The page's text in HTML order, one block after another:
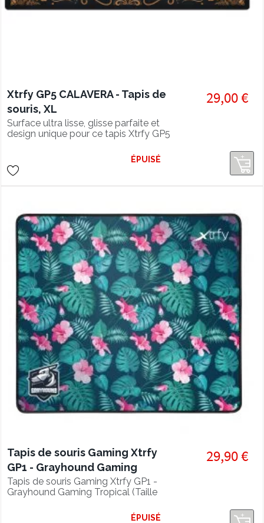
Xtrfy GP5 CALAVERA - Tapis de
souris, XL
Surface ultra lisse, glisse parfaite et
design unique pour ce tapis Xtrfy GP5
29,00 €
ÉPUISÉ
Tapis de souris Gaming Xtrfy
GP1 - Grayhound Gaming
Tropical
Tapis de souris Gaming Xtrfy GP1 -
Grayhound Gaming Tropical (Taille
29,90 €
ÉPUISÉ